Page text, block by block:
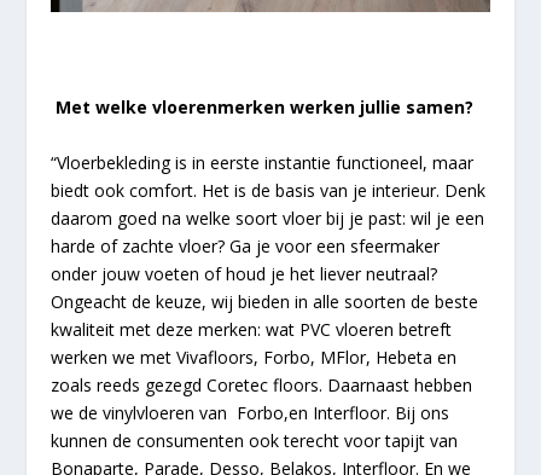
Met welke vloerenmerken werken jullie samen?
“Vloerbekleding is in eerste instantie functioneel, maar
biedt ook comfort. Het is de basis van je interieur. Denk
daarom goed na welke soort vloer bij je past: wil je een
harde of zachte vloer? Ga je voor een sfeermaker
onder jouw voeten of houd je het liever neutraal?
Ongeacht de keuze, wij bieden in alle soorten de beste
kwaliteit met deze merken: wat PVC vloeren betreft
werken we met Vivafloors, Forbo, MFlor, Hebeta en
zoals reeds gezegd Coretec floors. Daarnaast hebben
we de vinylvloeren van Forbo,en Interfloor. Bij ons
kunnen de consumenten ook terecht voor tapijt van
Bonaparte, Parade, Desso, Belakos, Interfloor. En we